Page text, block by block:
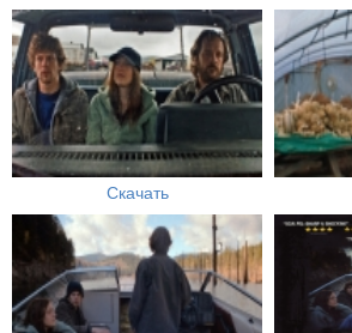
Скачать